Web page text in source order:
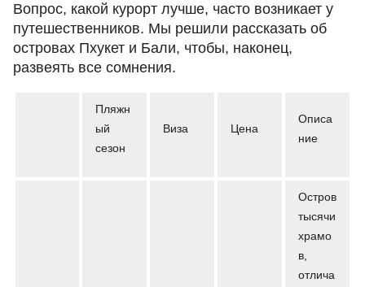
Вопрос, какой курорт лучше, часто возникает у
путешественников. Мы решили рассказать об
островах Пхукет и Бали, чтобы, наконец,
развеять все сомнения.
Пляжн
ый
сезон
Виза Цена
Описа
ние
Остров
тысячи
храмо
в,
отлича